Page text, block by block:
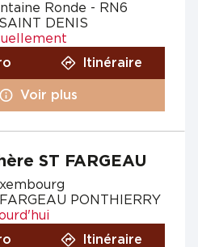
Ronde - RN6
DENIS
Itinéraire
Voir plus
ST FARGEAU
PONTHIERRY
Itinéraire